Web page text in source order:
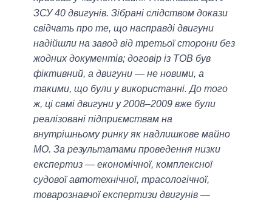
ЗСУ 40 двигунів. Зібрані слідством докази
свідчать про те, що насправді двигуни
надійшли на завод від третьої сторони без
жодних документів; договір із ТОВ був
фіктивний, а двигуни — не новими, а
такими, що були у використанні. До того
ж, ці самі двигуни у 2008–2009 вже були
реалізовані підприємствам на
внутрішньому ринку як надлишкове майно
МО. За результатами проведення низки
експертиз — економічної, комплексної
судової автотехнічної, трасологічної,
товарознавчої експертизи двигунів —